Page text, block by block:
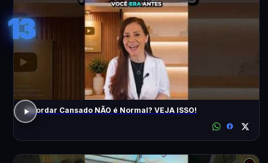
13
Acordar Cansado NÃO é Normal? VEJA ISSO!